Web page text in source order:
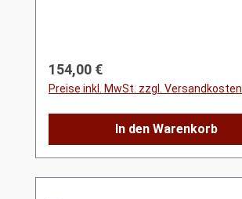
Regulärer Preis:
154,00 €
Preise inkl. MwSt. zzgl. Versandkosten
In den Warenkorb